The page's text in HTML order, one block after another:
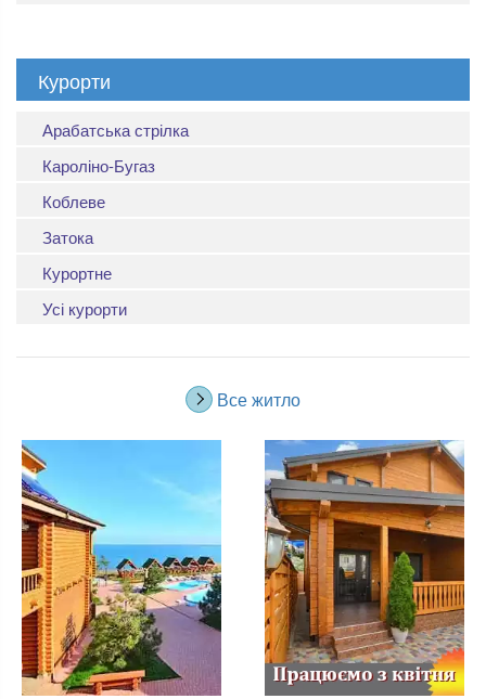
Курорти
Арабатська стрілка
Кароліно-Бугаз
Коблеве
Затока
Курортне
Усі курорти
Все житло